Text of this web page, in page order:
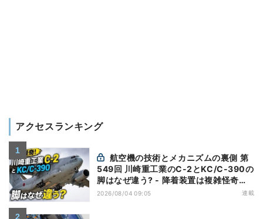
アクセスランキング
549回 川崎重工業のC-2とKC/C-390の
脚はなぜ違う? - 降着装置は複雑怪奇
(5)|軍用輸送機(10)
2026/08/04 09:05 連載